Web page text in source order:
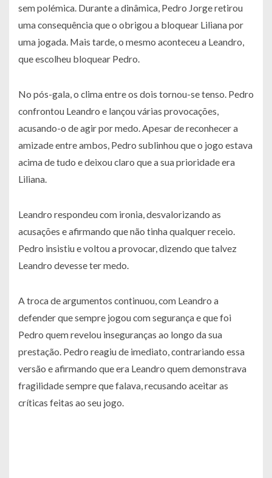
sem polémica. Durante a dinâmica, Pedro Jorge retirou
uma consequência que o obrigou a bloquear Liliana por
uma jogada. Mais tarde, o mesmo aconteceu a Leandro,
que escolheu bloquear Pedro.
No pós-gala, o clima entre os dois tornou-se tenso. Pedro
confrontou Leandro e lançou várias provocações,
acusando-o de agir por medo. Apesar de reconhecer a
amizade entre ambos, Pedro sublinhou que o jogo estava
acima de tudo e deixou claro que a sua prioridade era
Liliana.
Leandro respondeu com ironia, desvalorizando as
acusações e afirmando que não tinha qualquer receio.
Pedro insistiu e voltou a provocar, dizendo que talvez
Leandro devesse ter medo.
A troca de argumentos continuou, com Leandro a
defender que sempre jogou com segurança e que foi
Pedro quem revelou inseguranças ao longo da sua
prestação. Pedro reagiu de imediato, contrariando essa
versão e afirmando que era Leandro quem demonstrava
fragilidade sempre que falava, recusando aceitar as
críticas feitas ao seu jogo.